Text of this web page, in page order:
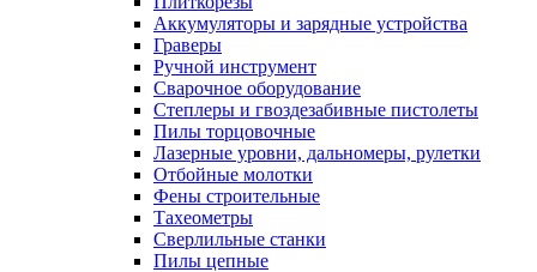
Аккумуляторы и зарядные устройства
Граверы
Ручной инструмент
Сварочное оборудование
Степлеры и гвоздезабивные пистолеты
Пилы торцовочные
Лазерные уровни, дальномеры, рулетки
Отбойные молотки
Фены строительные
Тахеометры
Сверлильные станки
Пилы цепные